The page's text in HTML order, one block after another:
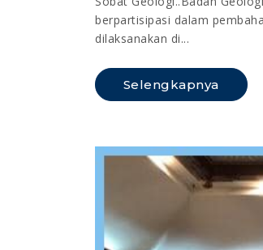
berpartisipasi dalam
dilaksanakan di...
Selengkapnya